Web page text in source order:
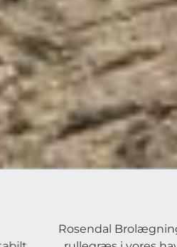
Rosendal Brolægning har